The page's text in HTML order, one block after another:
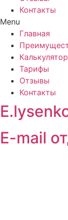
Контакты
Menu
Главная
Калькулятор
Тарифы
Отзывы
Контакты
E-mail